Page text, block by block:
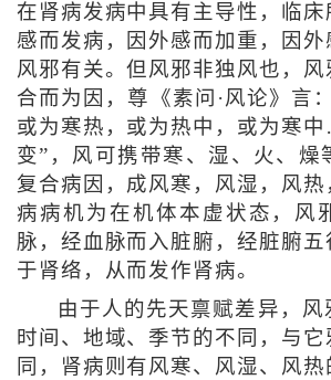
在肾病发病中具有主导性，临床
感而发病，因外感而加重，因外
风邪有关。但风邪非独风也，
合而为因，尊《素问·风论》言
或为寒热，或为热中，或为寒
变”，风可携带寒、湿、火、燥
复合病因，成风寒，风湿，风
病病机为在机体本虚状态，风
脉，经血脉而入脏腑，经脏腑
于肾络，从而发作肾病。
由于人的先天禀赋差异，风
时间、地域、季节的不同，与
同，肾病则有风寒、风湿、风